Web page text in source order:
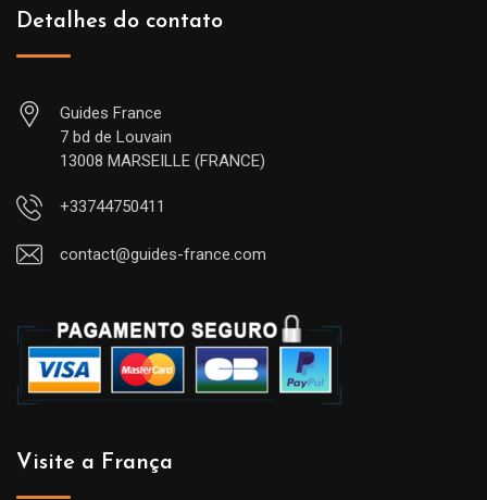
Detalhes do contato
Guides France
7 bd de Louvain
13008 MARSEILLE (FRANCE)
+33744750411
contact@guides-france.com
Visite a França